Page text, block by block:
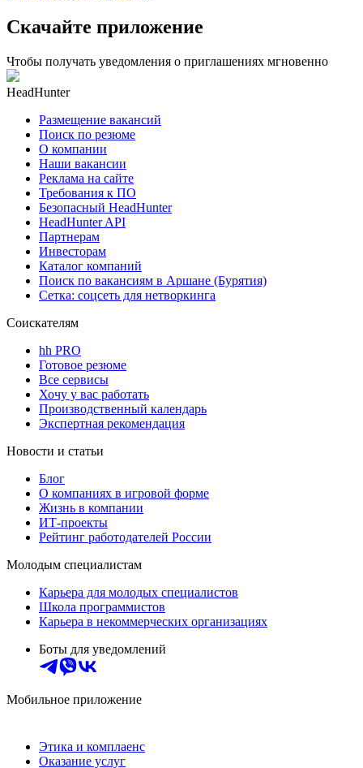
Скачайте приложение
Чтобы получать уведомления о приглашениях мгновенно
HeadHunter
Размещение вакансий
Поиск по резюме
О компании
Наши вакансии
Реклама на сайте
Требования к ПО
Безопасный HeadHunter
HeadHunter API
Партнерам
Инвесторам
Каталог компаний
Поиск по вакансиям в Аршане (Бурятия)
Сетка: соцсеть для нетворкинга
Соискателям
hh PRO
Готовое резюме
Все сервисы
Хочу у вас работать
Производственный календарь
Экспертная рекомендация
Новости и статьи
Блог
О компаниях в игровой форме
Жизнь в компании
ИТ-проекты
Рейтинг работодателей России
Молодым специалистам
Карьера для молодых специалистов
Школа программистов
Карьера в некоммерческих организациях
Боты для уведомлений
Мобильное приложение
Этика и комплаенс
Оказание услуг